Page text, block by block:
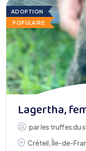
ADOPTION
POPULAIRE
Lagertha,
parles truffes du
Créteil,Île-de-